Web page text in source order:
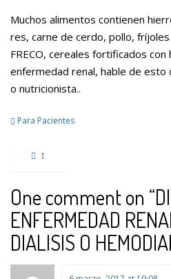
Muchos alimentos contienen
res, carne de cerdo, pollo, fríjoles
FRECO, cereales fortificados con
enfermedad renal, hable de esto
o nutricionista..
Para Pacientes
1
One comment on “
ENFERMEDAD
DIALISIS O